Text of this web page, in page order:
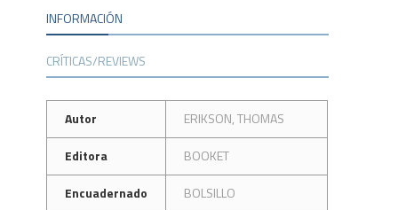
INFORMACIÓN
CRÍTICAS/REVIEWS
Autor
ERIKSON, THOMAS
Editora
BOOKET
Encuadernado
BOLSILLO